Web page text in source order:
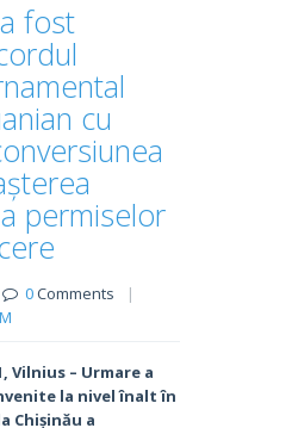
fost
cu
permiselor
0Comments
|
Vilnius – Urmare a
la nivel înalt în
Chișinău a